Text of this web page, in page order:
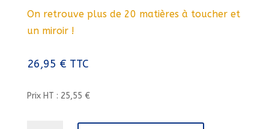
On retrouve plus de 20 matières à toucher et
un miroir !
26,95 € TTC
Prix HT : 25,55 €